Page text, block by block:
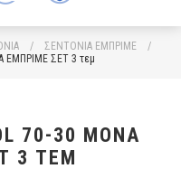
/ ΣΕΝΤΟΝΙΑ ΕΜΠΡΙΜΕ
/
ΕΜΠΡΙΜΕ ΣΕΤ 3 τεμ
70-30 ΜΟΝΑ
3 ΤΕΜ